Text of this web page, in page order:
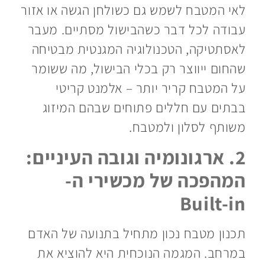
לאי המטבח לשמש גם כשולחן הגשה או אזור
עבודה לכל דבר כשהבישול מסתיים. מעבר
לאסתטיקה, הטכנולוגיה המגנטית מבטיחה
שהחום ייווצר רק בכלי הבישול, מה ששומר
על המטבח קריר יותר – אלמנט קריטי
בבתים עם חללים פתוחים שבהם המיזוג
משותף לסלון ולמטבח.
2. ארגונומיה וגובה העיניים:
המהפכה של מכשירי ה-
Built-in
תכנון מטבח נכון מתחיל בתנועה של האדם
במרחב. המגמה הנוכחית היא להוציא את